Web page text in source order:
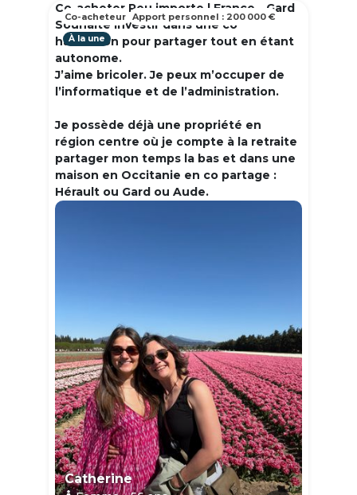
Co-acheter Peu importe | France - Gard
Souhaite investir dans une co
habitation pour partager tout en étant
autonome.
J’aime bricoler. Je peux m’occuper de
l’informatique et de l’administration.
Je possède déjà une propriété en
région centre où je compte à la retraite
partager mon temps la bas et dans une
maison en Occitanie en co partage :
Hérault ou Gard ou Aude.
À la une
Catherine
Co-acheteur Apport personnel : 200 000 €